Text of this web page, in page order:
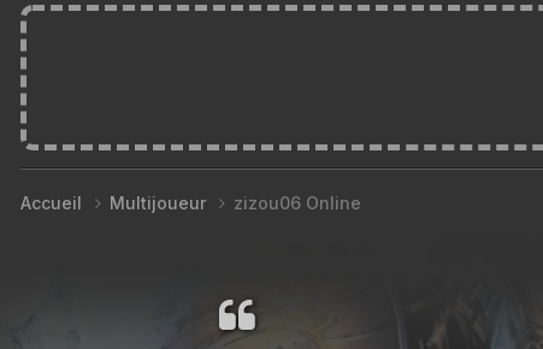
Accueil Multijoueur zizou06 Online